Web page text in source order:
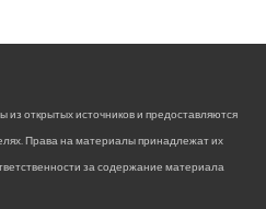
открытых источников и предоставляются
Права на материалы принадлежат их
за содержание материала